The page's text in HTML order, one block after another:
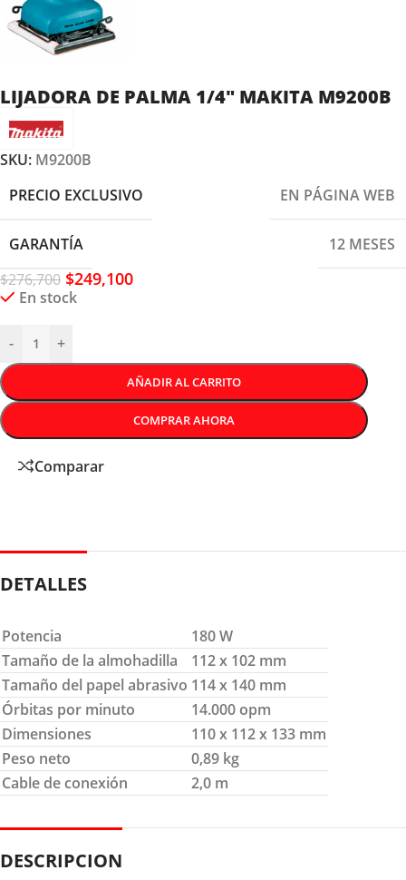
LIJADORA DE PALMA 1/4″ MAKITA M9200B
SKU: M9200B
PRECIO EXCLUSIVO
EN PÁGINA WEB
GARANTÍA
12 MESES
$276,700 $249,100
En stock
- +
AÑADIR AL CARRITO
COMPRAR AHORA
Comparar
DETALLES
Potencia
180 W
Tamaño de la almohadilla
112 x 102 mm
Tamaño del papel abrasivo 114 x 140 mm
Órbitas por minuto
14.000 opm
Dimensiones
110 x 112 x 133 mm
Peso neto
0,89 kg
Cable de conexión
2,0 m
DESCRIPCION